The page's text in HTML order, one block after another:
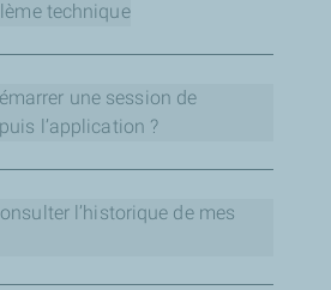
affiché sur la borne :
technique
affiché sur la borne :
une session de
l’application ?
une session de recharge
sera disponible très
l’historique de mes